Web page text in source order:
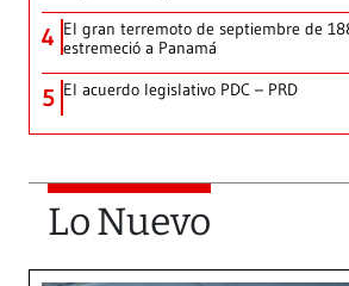
4 El gran terremoto de septiembre de
estremeció a Panamá
5 El acuerdo legislativo PDC – PRD
Lo Nuevo